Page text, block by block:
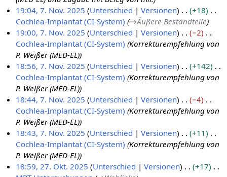
g
u
n
g
2
19:04, 7. Nov. 2025 Unterschied Versionen
+18
Cochlea-Implantat (CI-System) →Äußere Bestandteile
19:00, 7. Nov. 2025 Unterschied Versionen
−2
Cochlea-Implantat (CI-System) Korrekturempfehlung von
P. Weißer (MED-EL)
18:56, 7. Nov. 2025 Unterschied Versionen
+142
Cochlea-Implantat (CI-System) Korrekturempfehlung von
P. Weißer (MED-EL)
18:44, 7. Nov. 2025 Unterschied Versionen
−4
Cochlea-Implantat (CI-System) Korrekturempfehlung von
P. Weißer (MED-EL)
18:43, 7. Nov. 2025 Unterschied Versionen
+11
Cochlea-Implantat (CI-System) Korrekturempfehlung von
P. Weißer (MED-EL)
18:59, 27. Okt. 2025 Unterschied Versionen
+17